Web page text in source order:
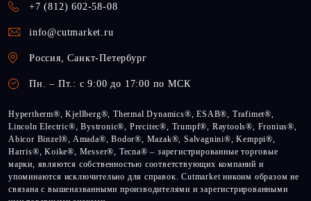
+7 (812) 602-58-08
info@cutmarket.ru
Россия, Санкт-Петербург
Пн. – Пт.: с 9:00 до 17:00 по МСК
Hypertherm®, Kjellberg®, Thermal Dynamics®, ESAB®, Trafimet®,
Lincoln Electric®, Bystronic®, Precitec®, Trumpf®, Raytools®, Fronius®,
Abicor Binzel®, Amada®, Bodor®, Mazak®, Salvagnini®, Kemppi®,
Harris®, Koike®, Messer®, Tecna® – зарегистрированные торговые
марки, являются собственностью соответствующих компаний и
упоминаются исключительно для справок. Cutmarket никоим образом не
связана с вышеназванными производителями и зарегистрированными